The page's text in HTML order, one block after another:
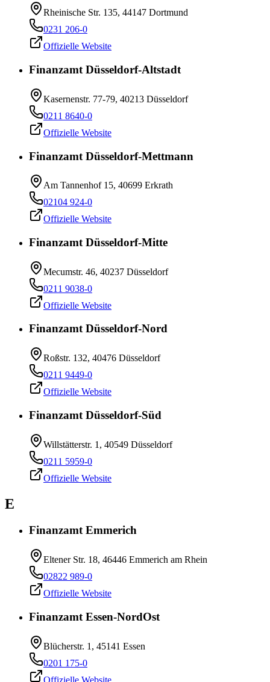
Rheinische Str. 135, 44147 Dortmund
0231 206-0
Offizielle Website
Finanzamt Düsseldorf-Altstadt
Kasernenstr. 77-79, 40213 Düsseldorf
0211 8640-0
Offizielle Website
Finanzamt Düsseldorf-Mettmann
Am Tannenhof 15, 40699 Erkrath
02104 924-0
Offizielle Website
Finanzamt Düsseldorf-Mitte
Mecumstr. 46, 40237 Düsseldorf
0211 9038-0
Offizielle Website
Finanzamt Düsseldorf-Nord
Roßstr. 132, 40476 Düsseldorf
0211 9449-0
Offizielle Website
Finanzamt Düsseldorf-Süd
Willstätterstr. 1, 40549 Düsseldorf
0211 5959-0
Offizielle Website
E
Finanzamt Emmerich
Eltener Str. 18, 46446 Emmerich am Rhein
02822 989-0
Offizielle Website
Finanzamt Essen-NordOst
Blücherstr. 1, 45141 Essen
0201 175-0
Offizielle Website